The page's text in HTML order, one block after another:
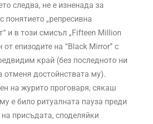
следва, не е изненада за
понятието „репресивна
и в този смисъл „Fifteen Million
от епизодите на “Black Mirror” с
край (без последното ни
отменя достойнствата му).
на журито проговаря, сякаш
е било ритуалната пауза преди
присъдата, споделяйки